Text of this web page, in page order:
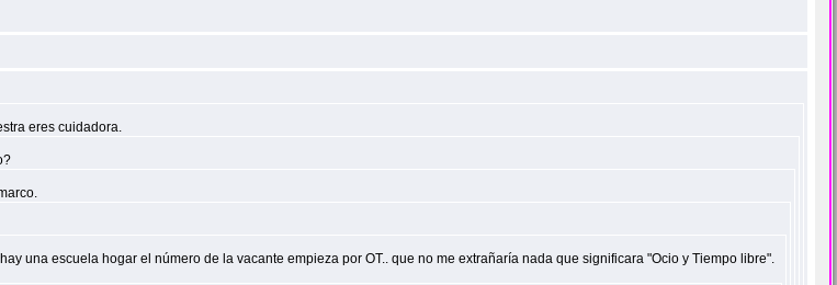
eres cuidadora.
una escuela hogar el número de la vacante empieza por OT.. que no me extrañaría nada que significara "Ocio y Tiempo libre".